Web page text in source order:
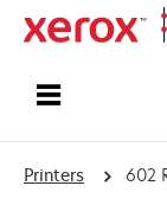
Printers 602